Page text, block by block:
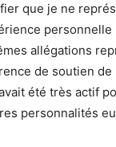
que je ne
personnelle
allégations
de soutien
été très actif
personnalités